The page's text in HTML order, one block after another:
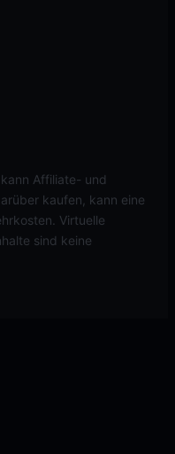
Affiliate- und
kaufen, kann eine
Virtuelle
sind keine